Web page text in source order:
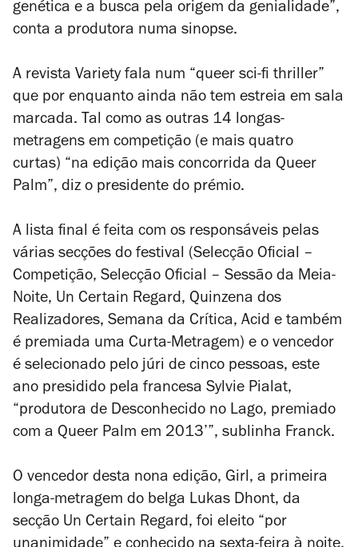
genética e a busca pela origem da genialidade”,
conta a produtora numa sinopse.
A revista Varietyfala num “queer sci-fi thriller”
que por enquanto ainda não tem estreia em sala
marcada. Tal como as outras 14 longas-
metragens em competição (e mais quatro
curtas) “na edição mais concorrida da Queer
Palm”, diz o presidente do prémio.
A lista final é feita com os responsáveis pelas
várias secções do festival (Selecção Oficial –
Competição, Selecção Oficial – Sessão da Meia-
Noite, Un Certain Regard, Quinzena dos
Realizadores, Semana da Crítica, Acid e também
é premiada uma Curta-Metragem) e o vencedor
é selecionado pelo júri de cinco pessoas, este
ano presidido pela francesa Sylvie Pialat,
“produtora de Desconhecido no Lago, premiado
com a Queer Palm em 2013’”, sublinha Franck.
O vencedor desta nona edição, Girl, a primeira
longa-metragem do belga Lukas Dhont, da
secção Un Certain Regard, foi eleito “por